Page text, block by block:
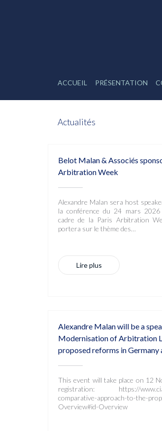
ACCUEIL PRÉSENTATION
Actualités
Belot Malan & Associés
Arbitration Week
Alexandre Malan sera host
la conférence du 24 mars 2026
cadre de la Paris Arbitration
portera sur le thème des…
Lire plus
Alexandre Malan will be a
Modernisation of Arbitration
proposed reforms in Germany
This event will take place on 12
registration: https://
comparative-approach-to-the-
Overview#id-Overview